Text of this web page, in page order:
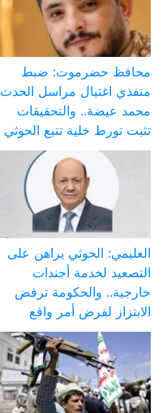
محافظ حضرموت: ضبط
منفذي اغتيال مراسل الحدث
محمد عيضة.. والتحقيقات
تثبت تورط خلية تتبع الحوثي
العليمي: الحوثي يراهن على
التصعيد لخدمة أجندات
خارجية.. والحكومة ترفض
الابتزاز لفرض أمر واقع